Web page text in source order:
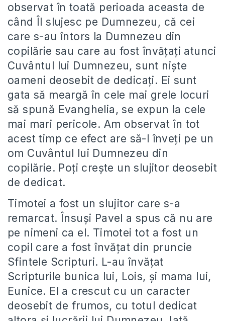
observat în toată perioada aceasta de
când Îl slujesc pe Dumnezeu, că cei
care s-au întors la Dumnezeu din
copilărie sau care au fost învățați atunci
Cuvântul lui Dumnezeu, sunt niște
oameni deosebit de dedicați. Ei sunt
gata să meargă în cele mai grele locuri
să spună Evanghelia, se expun la cele
mai mari pericole. Am observat în tot
acest timp ce efect are să-l înveți pe un
om Cuvântul lui Dumnezeu din
copilărie. Poți crește un slujitor deosebit
de dedicat.
Timotei a fost un slujitor care s-a
remarcat. Însuşi Pavel a spus că nu are
pe nimeni ca el. Timotei tot a fost un
copil care a fost învățat din pruncie
Sfintele Scripturi. L-au învățat
Scripturile bunica lui, Lois, și mama lui,
Eunice. El a crescut cu un caracter
deosebit de frumos, cu totul dedicat